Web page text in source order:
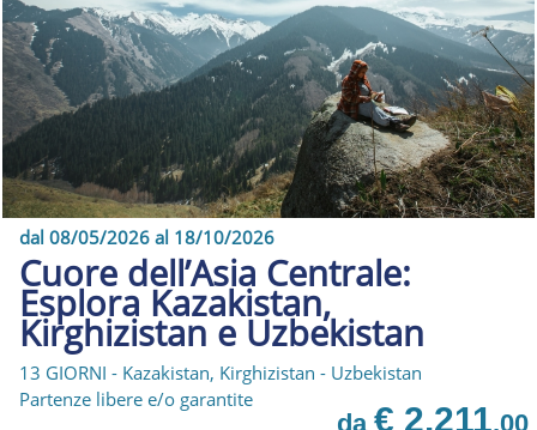
dal 08/05/2026 al 18/10/2026
Cuore dell’Asia Centrale:
Esplora Kazakistan,
Kirghizistan e Uzbekistan
13 GIORNI - Kazakistan, Kirghizistan - Uzbekistan
Partenze libere e/o garantite
da € 2.211,00